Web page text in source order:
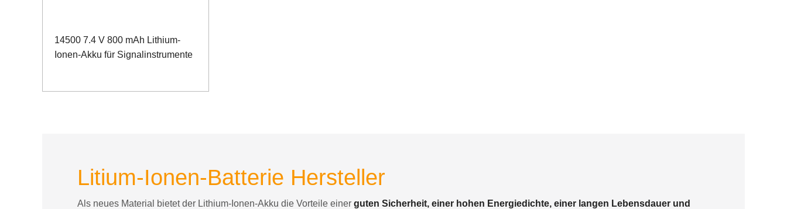
14500 7.4 V 800 mAh Lithium-
Ionen-Akku für Signalinstrumente
Litium-Ionen-Batterie Hersteller
Als neues Material bietet der Lithium-Ionen-Akku die Vorteile einer guten Sicherheit, einer hohen Energiedichte, einer langen Lebensdauer und